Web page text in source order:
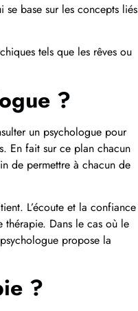
base sur les concepts liés
tels que les rêves ou
?
un psychologue pour
En fait sur ce plan chacun
de permettre à chacun de
L’écoute et la confiance
thérapie. Dans le cas où le
propose la
?